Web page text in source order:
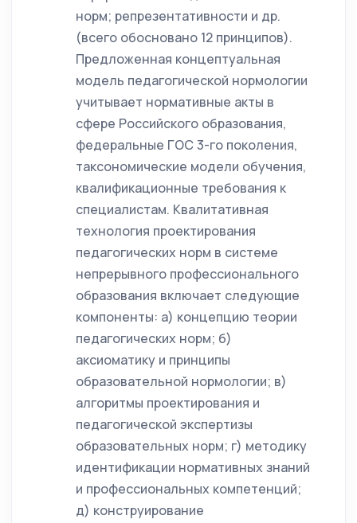
норм; репрезентативности и др.
(всего обосновано 12 принципов).
Предложенная концептуальная
модель педагогической нормологии
учитывает нормативные акты в
сфере Российского образования,
федеральные ГОС 3-го поколения,
таксономические модели обучения,
квалификационные требования к
специалистам. Квалитативная
технология проектирования
педагогических норм в системе
непрерывного профессионального
образования включает следующие
компоненты: а) концепцию теории
педагогических норм; б)
аксиоматику и принципы
образовательной нормологии; в)
алгоритмы проектирования и
педагогической экспертизы
образовательных норм; г) методику
идентификации нормативных знаний
и профессиональных компетенций;
д) конструирование